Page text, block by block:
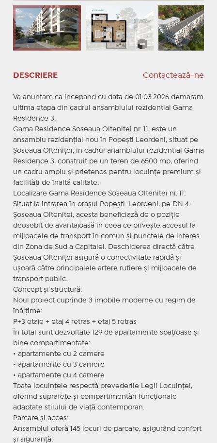
DESCRIERE Contactează-ne
Va anuntam ca incepand cu data de 01.03.2026 demaram
ultima etapa din cadrul ansamblului rezidential Gama
Residence 3.
Gama Residence Soseaua Oltenitei nr. 11, este un
ansamblu rezidențial nou în Popești Leordeni, situat pe
Șoseaua Olteniței, in cadrul anamblului rezidential Gama
Residence 3, construit pe un teren de 6500 mp, oferind
un cadru amplu și prietenos pentru locuințe premium și
facilități de înaltă calitate.
Localizare Gama Residence Soseaua Oltenitei nr. 11:
Situat la intrarea în orașul Popești-Leordeni, pe DN 4 -
Șoseaua Oltenitei, acesta beneficiază de o poziție
deosebit de avantajoasă în ceea ce privește accesul la
mijloacele de transport în comun și punctele de interes
din Zona de Sud a Capitalei. Deschiderea directă către
Șoseaua Olteniței asigură o conectivitate rapidă și
ușoară către principalele artere rutiere și mijloacele de
transport public.
Concept și structură:
Noul proiect cuprinde 3 imobile moderne cu regim de
înălțime:
P+3 etaje + etaj 4 retras + etaj 5 retras
În total sunt dezvoltate 129 de apartamente spațioase și
bine compartimentate:
• apartamente cu 2 camere
• apartamente cu 3 camere
• apartamente cu 4 camere
Toate locuințele respectă prevederile Legii Locuinței,
oferind suprafețe și compartimentări funcționale
adaptate stilului de viață contemporan.
Parcare și acces:
Ansamblul oferă 145 locuri de parcare, asigurând confort
și siguranță: